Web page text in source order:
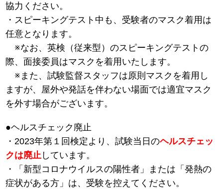
協力ください。
・スピーキングテスト中も、受験者のマスク着用は
任意となります。
※なお、英検（従来型）のスピーキングテストの
際、面接委員はマスクを着用いたします。
※また、試験監督スタッフは原則マスクを着用し
ますが、屋外や発話を伴わない場面では適宜マスク
を外す場合がございます。
●ヘルスチェック廃止
・2023年第１回検定より、試験当日のヘルスチェッ
クは廃止 しています。
・「新型コロナウイルスの陽性者」または「発熱の
症状がある方」は、受験を控えてください。